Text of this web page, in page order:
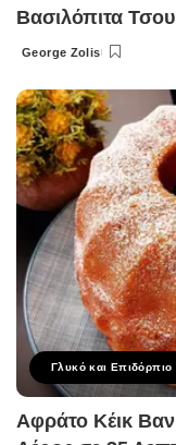
Βασιλόπιτα
Posted
George Zolis
Γλυκό και Επιδόρπιο
Αφράτο Κέικ